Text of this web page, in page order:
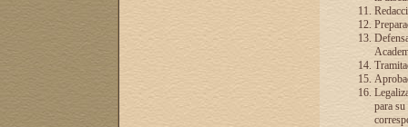
para